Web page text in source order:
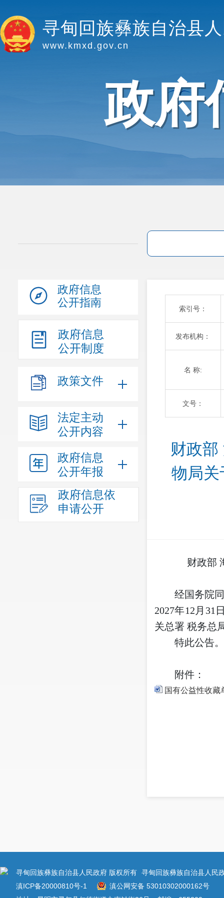
寻甸回族彝族自治县
www.kmxd.gov.cn
政府
政府信息
公开指南
政府信息
公开制度
政策文件
法定主动
公开内容
政府信息
公开年报
政府信息依
申请公开
索引号：
发布机构：
名 称:
文号：
财政
物局关
财政部
经国务院
2027年12月31
关总署 税务总
特此公告。
附件：
国有公益性收藏
寻甸回族彝族自治县人民政府 版权所有 寻甸回族彝族自治县人民
滇ICP备20000810号-1
滇公网安备 53010302000162号